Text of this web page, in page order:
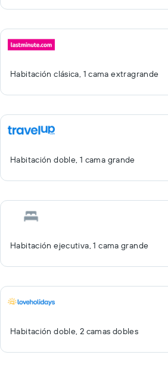
Habitación clásica, 1 cama extragrande
Habitación doble, 1 cama grande
Habitación ejecutiva, 1 cama grande
Habitación doble, 2 camas dobles